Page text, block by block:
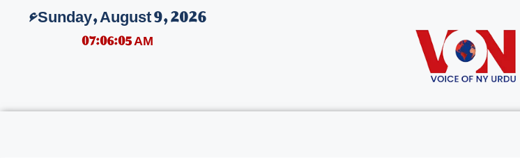
Sunday, August 9, 2026ء
07:06:05 AM